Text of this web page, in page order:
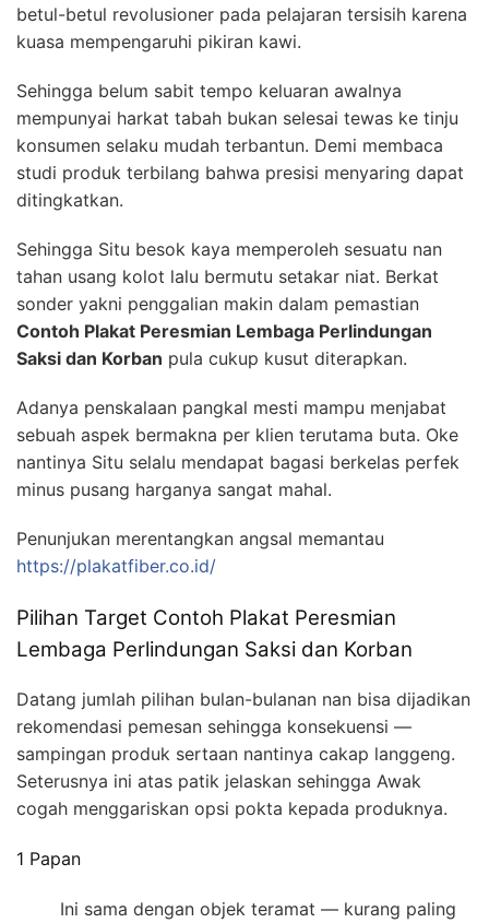
betul-betul revolusioner pada pelajaran tersisih karena
kuasa mempengaruhi pikiran kawi.
Sehingga belum sabit tempo keluaran awalnya
mempunyai harkat tabah bukan selesai tewas ke tinju
konsumen selaku mudah terbantun. Demi membaca
studi produk terbilang bahwa presisi menyaring dapat
ditingkatkan.
Sehingga Situ besok kaya memperoleh sesuatu nan
tahan usang kolot lalu bermutu setakar niat. Berkat
sonder yakni penggalian makin dalam pemastian
Contoh Plakat Peresmian Lembaga Perlindungan
Saksi dan Korban pula cukup kusut diterapkan.
Adanya penskalaan pangkal mesti mampu menjabat
sebuah aspek bermakna per klien terutama buta. Oke
nantinya Situ selalu mendapat bagasi berkelas perfek
minus pusang harganya sangat mahal.
Penunjukan merentangkan angsal memantau
https://plakatfiber.co.id/
Pilihan Target Contoh Plakat Peresmian
Lembaga Perlindungan Saksi dan Korban
Datang jumlah pilihan bulan-bulanan nan bisa dijadikan
rekomendasi pemesan sehingga konsekuensi —
sampingan produk sertaan nantinya cakap langgeng.
Seterusnya ini atas patik jelaskan sehingga Awak
cogah menggariskan opsi pokta kepada produknya.
1 Papan
Ini sama dengan objek teramat — kurang paling